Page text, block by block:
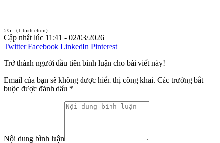
5/5 - (1 bình chọn)
Cập nhật lúc 11:41 - 02/03/2026
Twitter Facebook LinkedIn Pinterest
Trở thành người đầu tiên bình luận cho bài viết này!
Email của bạn sẽ không được hiển thị công khai. Các trường bắt
buộc được đánh dấu *
Nội dung bình luận